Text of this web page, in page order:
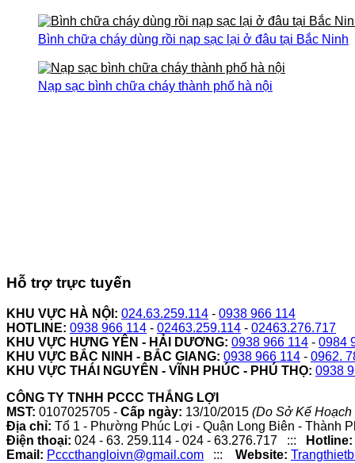
Bình chữa cháy dùng rồi nạp sạc lại ở đâu tại Bắc Ninh
Nạp sạc bình chữa cháy thành phố hà nội
Hỗ trợ trực tuyến
KHU VỰC HÀ NỘI: 024.63.259.114 - 0938 966 114
HOTLINE: 0938 966 114 - 02463.259.114 - 02463.276.717
KHU VỰC HƯNG YÊN - HẢI DƯƠNG: 0938 966 114 - 0984
KHU VỰC BẮC NINH - BẮC GIANG: 0938 966 114 - 0962.
KHU VỰC THÁI NGUYÊN - VĨNH PHÚC - PHÚ THỌ: 0938
CÔNG TY TNHH PCCC THẮNG LỢI
MST: 0107025705 - Cấp ngày: 13/10/2015 (Do Sở Kế
Địa chỉ: Tổ 1 - Phường Phúc Lợi - Quận Long Biên - Thành
Điện thoại: 024 - 63. 259.114 - 024 - 63.276.717 ::: Hotline:
Email: Pcccthangloivn@gmail.com ::: Website: